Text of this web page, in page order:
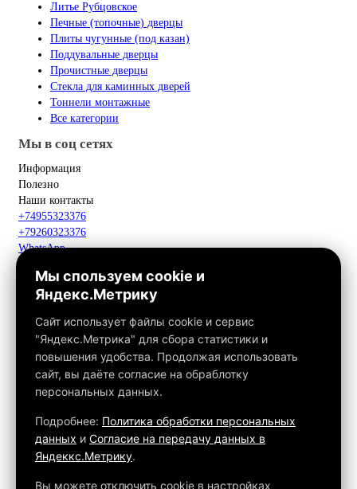
Литье Рубцовское
Печные (топочные) дверцы
Плиты чугунные (под казан)
Поддувальные дверцы
Прочистные дверцы
Стекла для каминных дверей
Тоннели монтажные
Все категории
Мы в соц сетях
Информация
Полезно
Наши контакты
+74955323376
+79260323376
WhatsApp
Макс
info@fox-kamin.ru
Наш адрес
Московская область, г. Павловский Посад, дер. Фатеево, д. 3П,
офис 113
Работаем с 10:00 до 18:00
Связаться с нами
Обращаем ваше внимание на то, что данный интернет-сайт, а
также вся информация о товарах и ценах, предоставленная на
Мы спользуем cookie и
Яндекс.Метрику
Сайт использует файлы cookie и сервис
"Яндекс.Метрика" для сбора статистики и
повышения удобства. Продолжая использовать
сайт, вы даёте согласие на обраблотку
персональных данных.
Подробнее: Политика обработки персональных
данных и Согласие на передачу данных в
Яндеккс.Метрику.
Вы можете отключить cookie в настройках